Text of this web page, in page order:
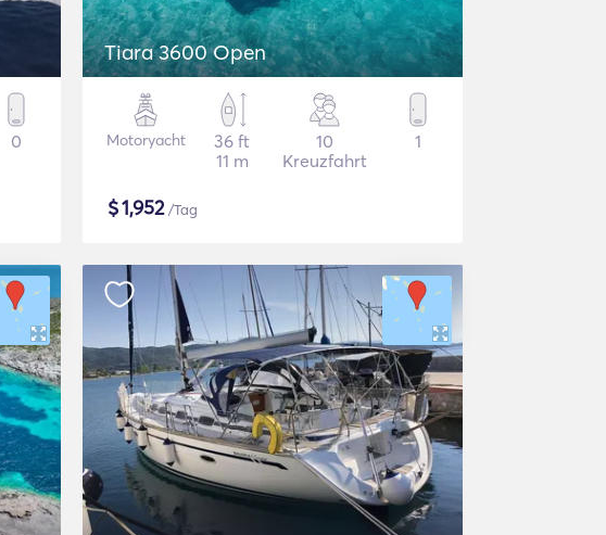
0
Tiara 3600 Open
Motoryacht
36 ft
11 m
10
Kreuzfahrt
1
$1,952/Tag